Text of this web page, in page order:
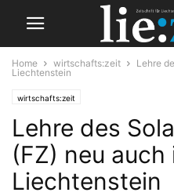
Home wirtschafts:zeit
Lehre
Liechtenstein
wirtschafts:zeit
Lehre des
(FZ) neu auch
Liechtenstein